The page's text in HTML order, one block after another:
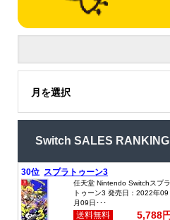
月を選択
Switch SALES RANKING